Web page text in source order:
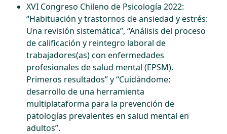
XVI Congreso Chileno de Psicología 2022:
“Habituación y trastornos de ansiedad y estrés:
Una revisión sistemática”, “Análisis del proceso
de calificación y reintegro laboral de
trabajadores(as) con enfermedades
profesionales de salud mental (EPSM).
Primeros resultados” y “Cuidándome:
desarrollo de una herramienta
multiplataforma para la prevención de
patologías prevalentes en salud mental en
adultos”.